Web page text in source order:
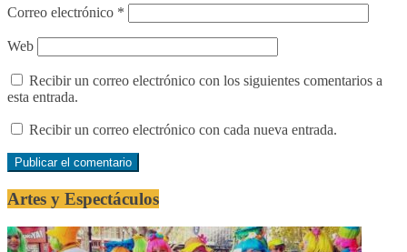
Correo electrónico *
Web
Recibir un correo electrónico con los siguientes comentarios a
esta entrada.
Recibir un correo electrónico con cada nueva entrada.
Artes y Espectáculos